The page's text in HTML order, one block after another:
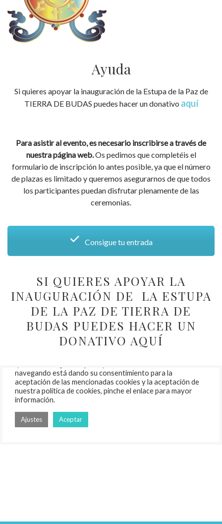
Ayuda
Si quieres apoyar la inauguración de la Estupa de la Paz de
TIERRA DE BUDAS puedes hacer un donativo aquí
Para asistir al evento, es necesario inscribirse a través de
nuestra página web.Os pedimos que completéis el
formulario de inscripción lo antes posible, ya que el número
de plazas es limitado y queremos asegurarnos de que todos
los participantes puedan disfrutar plenamente de las
ceremonias.
Consigue tu entrada
SI QUIERES APOYAR LA
INAUGURACIÓN DE LA ESTUPA
DE LA PAZ DE TIERRA DE
BUDAS PUEDES HACER UN
DONATIVO AQUÍ